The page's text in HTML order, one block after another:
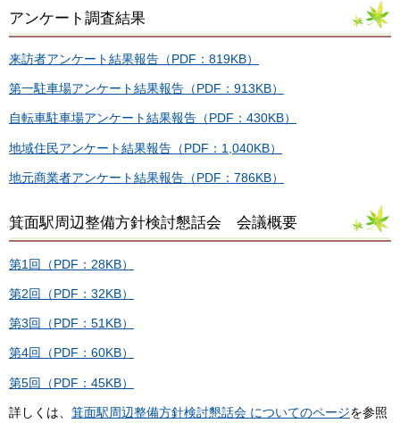
アンケート調査結果
来訪者アンケート結果報告（PDF：819KB）
第一駐車場アンケート結果報告（PDF：913KB）
自転車駐車場アンケート結果報告（PDF：430KB）
地域住民アンケート結果報告（PDF：1,040KB）
地元商業者アンケート結果報告（PDF：786KB）
箕面駅周辺整備方針検討懇話会 会議概要
第1回（PDF：28KB）
第2回（PDF：32KB）
第3回（PDF：51KB）
第4回（PDF：60KB）
第5回（PDF：45KB）
詳しくは、 箕面駅周辺整備方針検討懇話会 についてのページを参照